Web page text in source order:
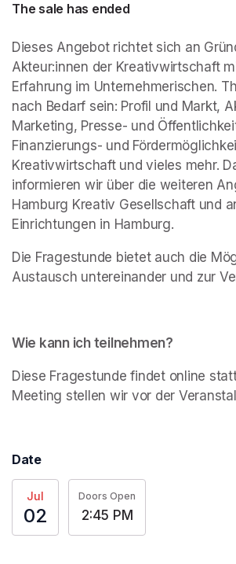
The sale has ended
Dieses Angebot richtet sich an
Akteur:innen der Kreativwirtschaft
Erfahrung im Unternehmerischen.
nach Bedarf sein: Profil und Markt,
Marketing, Presse- und
Finanzierungs- und
Kreativwirtschaft und vieles mehr.
informieren wir über die weiteren
Hamburg Kreativ Gesellschaft und
Einrichtungen in Hamburg.
Die Fragestunde bietet auch die
Austausch untereinander und zur
Wie kann ich teilnehmen?
Diese Fragestunde findet online
Meeting stellen wir vor der
Date
Jul
02
Doors Open
2:45 PM